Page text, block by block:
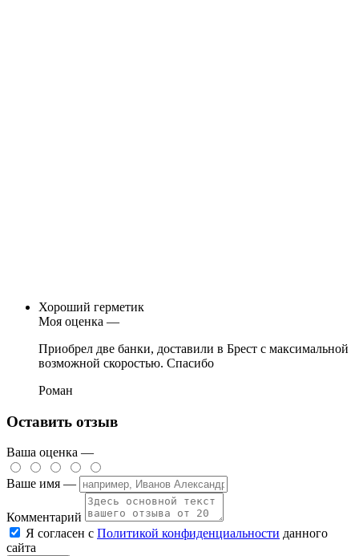
Хороший герметик
Моя оценка —
Приобрел две банки, доставили в Брест с максимальной
возможной скоростью. Спасибо
Роман
Оставить отзыв
Ваша оценка —
Ваше имя —
Комментарий
Я согласен с Политикой конфиденциальности данного
сайта